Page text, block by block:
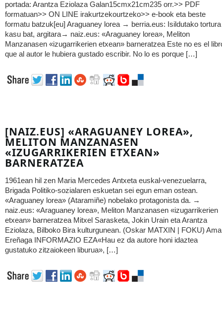
portada: Arantza Eziolaza Galan15cmx21cm235 orr.>> PDF
formatuan>> ON LINE irakurtzekourtzeko>> e-book eta beste
formatu batzuk[eu] Araguaney lorea → berria.eus: Isildutako tortura
kasu bat, argitara→ naiz.eus: «Araguaney lorea», Meliton
Manzanasen «izugarrikerien etxean» barneratzea Este no es el
que al autor le hubiera gustado escribir. No lo es porque […]
[NAIZ.EUS] «ARAGUANEY LOREA»,
MELITON MANZANASEN
«IZUGARRIKERIEN ETXEAN»
BARNERATZEA
1961ean hil zen Maria Mercedes Antxeta euskal-venezuelarra,
Brigada Politiko-sozialaren eskuetan sei egun eman ostean.
«Araguaney lorea» (Ataramiñe) nobelako protagonista da. →
naiz.eus: «Araguaney lorea», Meliton Manzanasen «izugarrikerien
etxean» barneratzea Mitxel Sarasketa, Jokin Urain eta Arantza
Eziolaza, Bilboko Bira kulturgunean. (Oskar MATXIN | FOKU)
Ereñaga INFORMAZIO EZA«Hau ez da autore honi idaztea
gustatuko zitzaiokeen liburua», […]